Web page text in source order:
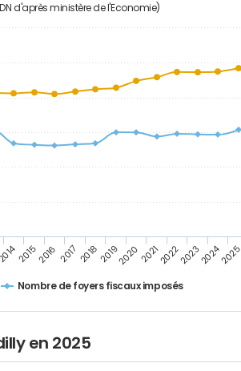
d'après ministère de l'Economie)
Nombre de foyers fiscaux imposés
20152016 2017 20182019202020212022202320242025
en 2025